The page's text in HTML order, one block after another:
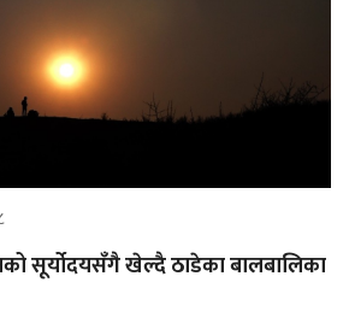
सूर्योदयसँगै खेल्दै ठाडेका बालबालिका